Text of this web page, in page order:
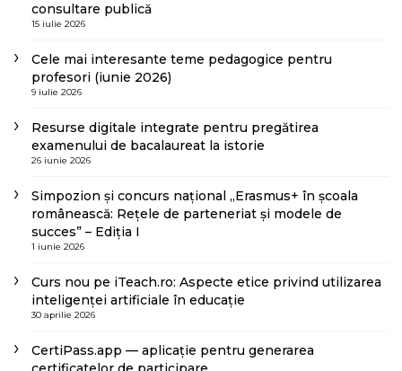
consultare publică
15 iulie 2026
Cele mai interesante teme pedagogice pentru
profesori (iunie 2026)
9 iulie 2026
Resurse digitale integrate pentru pregătirea
examenului de bacalaureat la istorie
26 iunie 2026
Simpozion și concurs național „Erasmus+ în școala
românească: Rețele de parteneriat și modele de
succes” – Ediția I
1 iunie 2026
Curs nou pe iTeach.ro: Aspecte etice privind utilizarea
inteligenței artificiale în educație
30 aprilie 2026
CertiPass.app — aplicație pentru generarea